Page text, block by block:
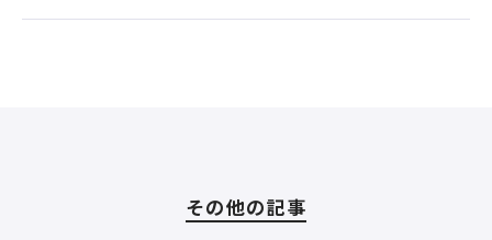
その他の記事